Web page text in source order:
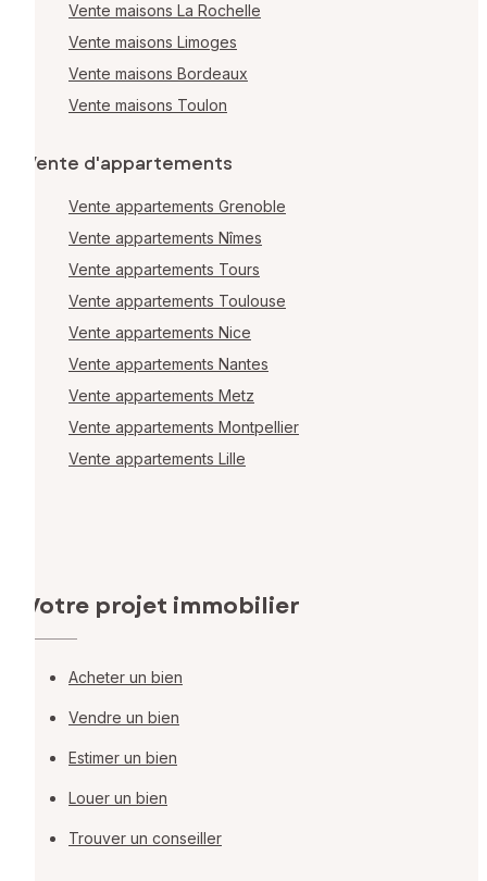
Vente maisons La Rochelle
Vente maisons Limoges
Vente maisons Bordeaux
Vente maisons Toulon
Vente d'appartements
Vente appartements Grenoble
Vente appartements Nîmes
Vente appartements Tours
Vente appartements Toulouse
Vente appartements Nice
Vente appartements Nantes
Vente appartements Metz
Vente appartements Montpellier
Vente appartements Lille
Votre projet immobilier
Acheter un bien
Vendre un bien
Estimer un bien
Louer un bien
Trouver un conseiller